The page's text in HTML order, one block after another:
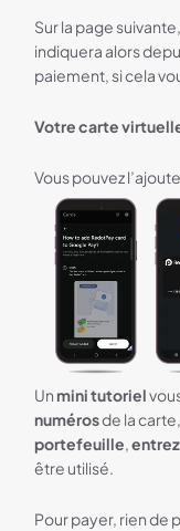
Sur la page
indiquera alors
paiement, si cela
Votre carte
Vous pouvez
Un mini tutoriel
numérosde la
portefeuille,
être utilisé.
Pour payer, rien de